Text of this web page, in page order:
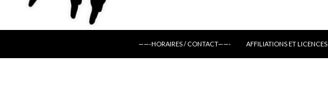
——-HORAIRES / CONTACT——-
AFFILIATIONS ET LICENCES